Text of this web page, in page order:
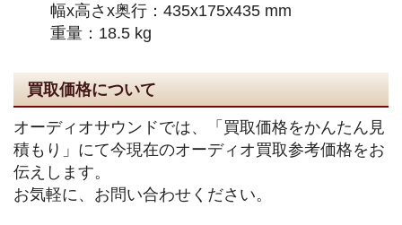
幅x高さx奥行：435x175x435 mm
重量：18.5 kg
買取価格について
オーディオサウンドでは、「買取価格をかんたん見
積もり」にて今現在のオーディオ買取参考価格をお
伝えします。
お気軽に、お問い合わせください。